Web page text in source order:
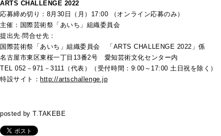
ARTS CHALLENGE 2022
応募締め切り： 8月 30 日（月） 17:00
（オンライン応募のみ）
主催：国際芸術祭「あいち」組織委員会
提出先·問合せ先：
国際芸術祭「あいち」組織委員会 「 ARTS CHALLENGE 2022 」係
名古屋市東区東桜一丁目 13番2号 愛知芸術文化センター内
TEL 052 －971 －3111 （代表）（受付時間： 9:00 ～ 17:00土日祝を除く）
特設サイト ： http://artschallenge.jp
posted by T.TAKEBE